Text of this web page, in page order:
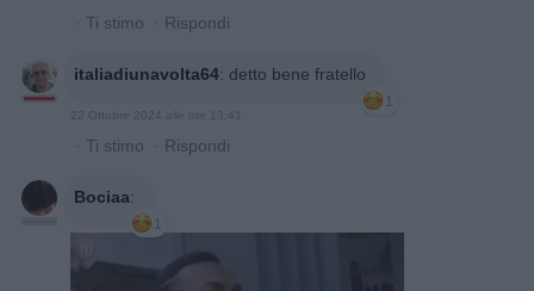
· Ti stimo · Rispondi
italiadiunavolta64: detto bene fratello
1
· Ti stimo · Rispondi
Bociaa:
1